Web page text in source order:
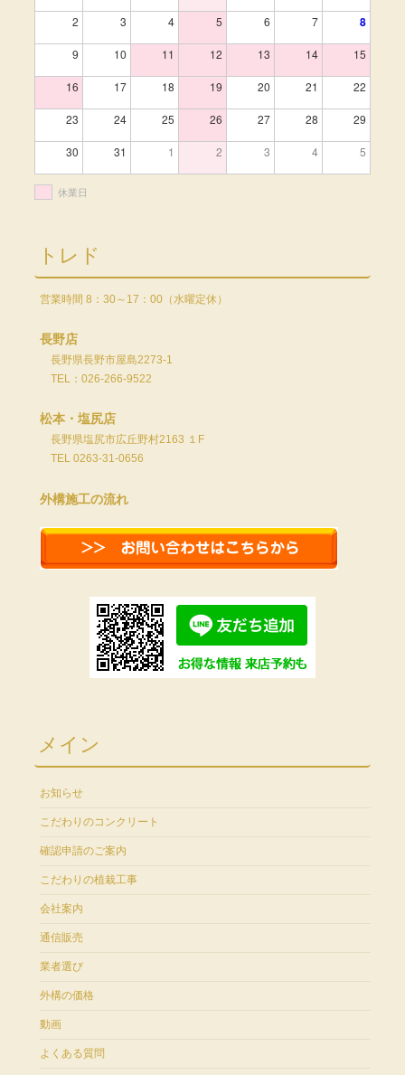
2 3 4 5 6 7 8
9 10 11 12 13 14 15
16 17 18 19 20 21 22
23 24 25 26 27 28 29
30 31 1 2 3 4 5
休業日
トレド
営業時間 8：30～17：00（水曜定休）
長野店
長野県長野市屋島2273-1
TEL：026-266-9522
松本・塩尻店
長野県塩尻市広丘野村2163 １F
TEL 0263-31-0656
外構施工の流れ
メイン
お知らせ
こだわりのコンクリート
確認申請のご案内
こだわりの植栽工事
会社案内
通信販売
業者選び
外構の価格
動画
よくある質問